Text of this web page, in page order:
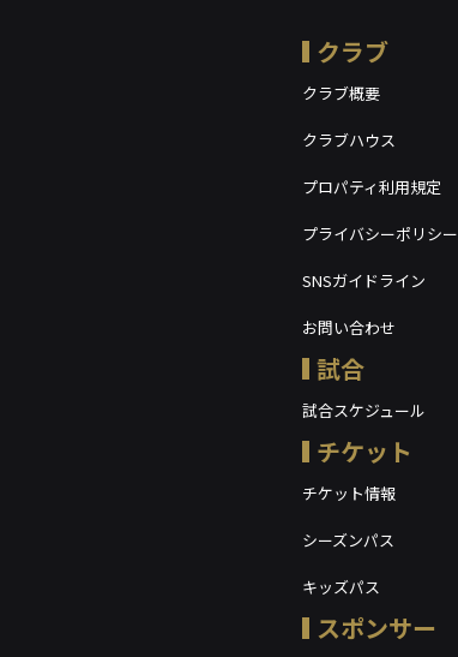
クラブ
クラブ概要
クラブハウス
プロパティ利用規定
プライバシーポリシー
SNSガイドライン
お問い合わせ
試合
試合スケジュール
チケット
チケット情報
シーズンパス
キッズパス
スポンサー